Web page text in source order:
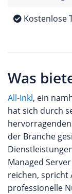
Kostenlose
Was
All-Inkl, ein
hat sich durch
der Branche
Managed
reichen, spricht
professionelle